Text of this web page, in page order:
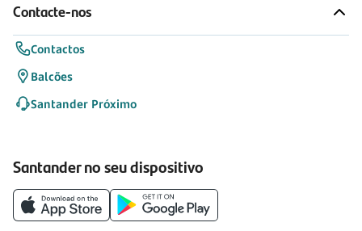
Contacte-nos
Contactos
Balcões
Santander Próximo
Santander no seu dispositivo